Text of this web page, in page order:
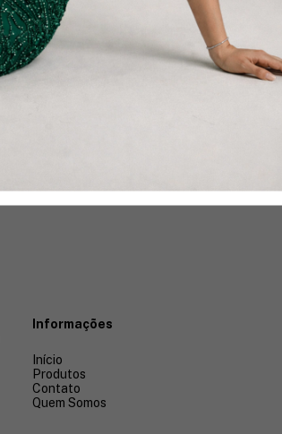
Informações
Início
Produtos
Contato
Quem Somos